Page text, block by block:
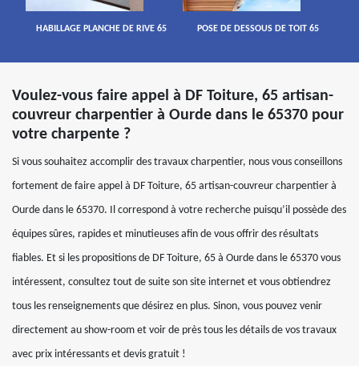
HABILLAGE PLANCHE DE RIVE 65 POSE DE DESSOUS DE TOIT 65
Voulez-vous faire appel à DF Toiture, 65 artisan-
couvreur charpentier à Ourde dans le 65370 pour
votre charpente ?
Si vous souhaitez accomplir des travaux charpentier, nous vous conseillons
fortement de faire appel à DF Toiture, 65 artisan-couvreur charpentier à
Ourde dans le 65370. Il correspond à votre recherche puisqu’il possède des
équipes sûres, rapides et minutieuses afin de vous offrir des résultats
fiables. Et si les propositions de DF Toiture, 65 à Ourde dans le 65370 vous
intéressent, consultez tout de suite son site internet et vous obtiendrez
tous les renseignements que désirez en plus. Sinon, vous pouvez venir
directement au show-room et voir de près tous les détails de vos travaux
avec prix intéressants et devis gratuit !